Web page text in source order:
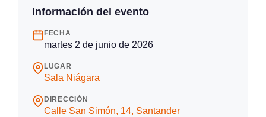
Información del evento
FECHA
martes 2 de junio de 2026
LUGAR
Sala Niágara
DIRECCIÓN
Calle San Simón, 14, Santander